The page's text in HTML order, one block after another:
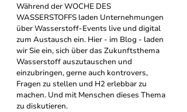
Während der WOCHE DES
WASSERSTOFFS laden Unternehmungen
über Wasserstoff-Events live und digital
zum Austausch ein. Hier - im Blog - laden
wir Sie ein, sich über das Zukunftsthema
Wasserstoff auszutauschen und
einzubringen, gerne auch kontrovers,
Fragen zu stellen und H2 erlebbar zu
machen. Und mit Menschen dieses Thema
zu diskutieren.